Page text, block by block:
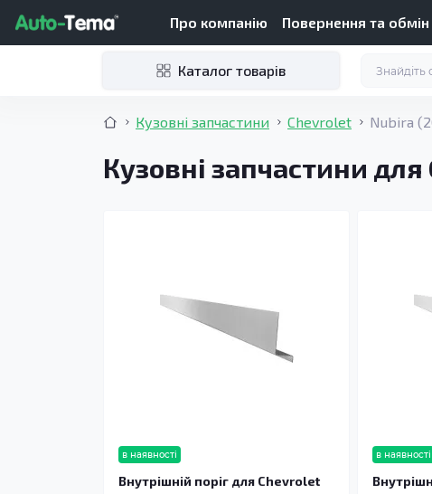
Про компанію Повернення та обмін
Каталог товарів
Кузовні запчастини Chevrolet Nubira
Кузовні запчастини
в наявності
Внутрішній поріг для Chevrolet
в наявності